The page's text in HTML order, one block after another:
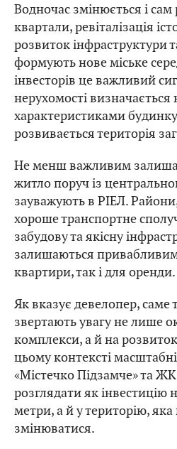
Водночас змінюється і
квартали, ревіталізація
розвиток інфраструктури
формують нове міське
інвесторів це важливий
нерухомості
характеристиками
розвивається територія
Не менш важливим
житло поруч із
зауважують в РІЕЛ.
хороше транспортне
забудову та якісну
залишаються
квартири, так і для оренди.
Як вказує девелопер, саме
звертають увагу не лише
комплекси, а й на
цьому контексті
«Містечко Підзамче» та
розглядати як інвестицію
метри, а й у територію,
змінюватися.